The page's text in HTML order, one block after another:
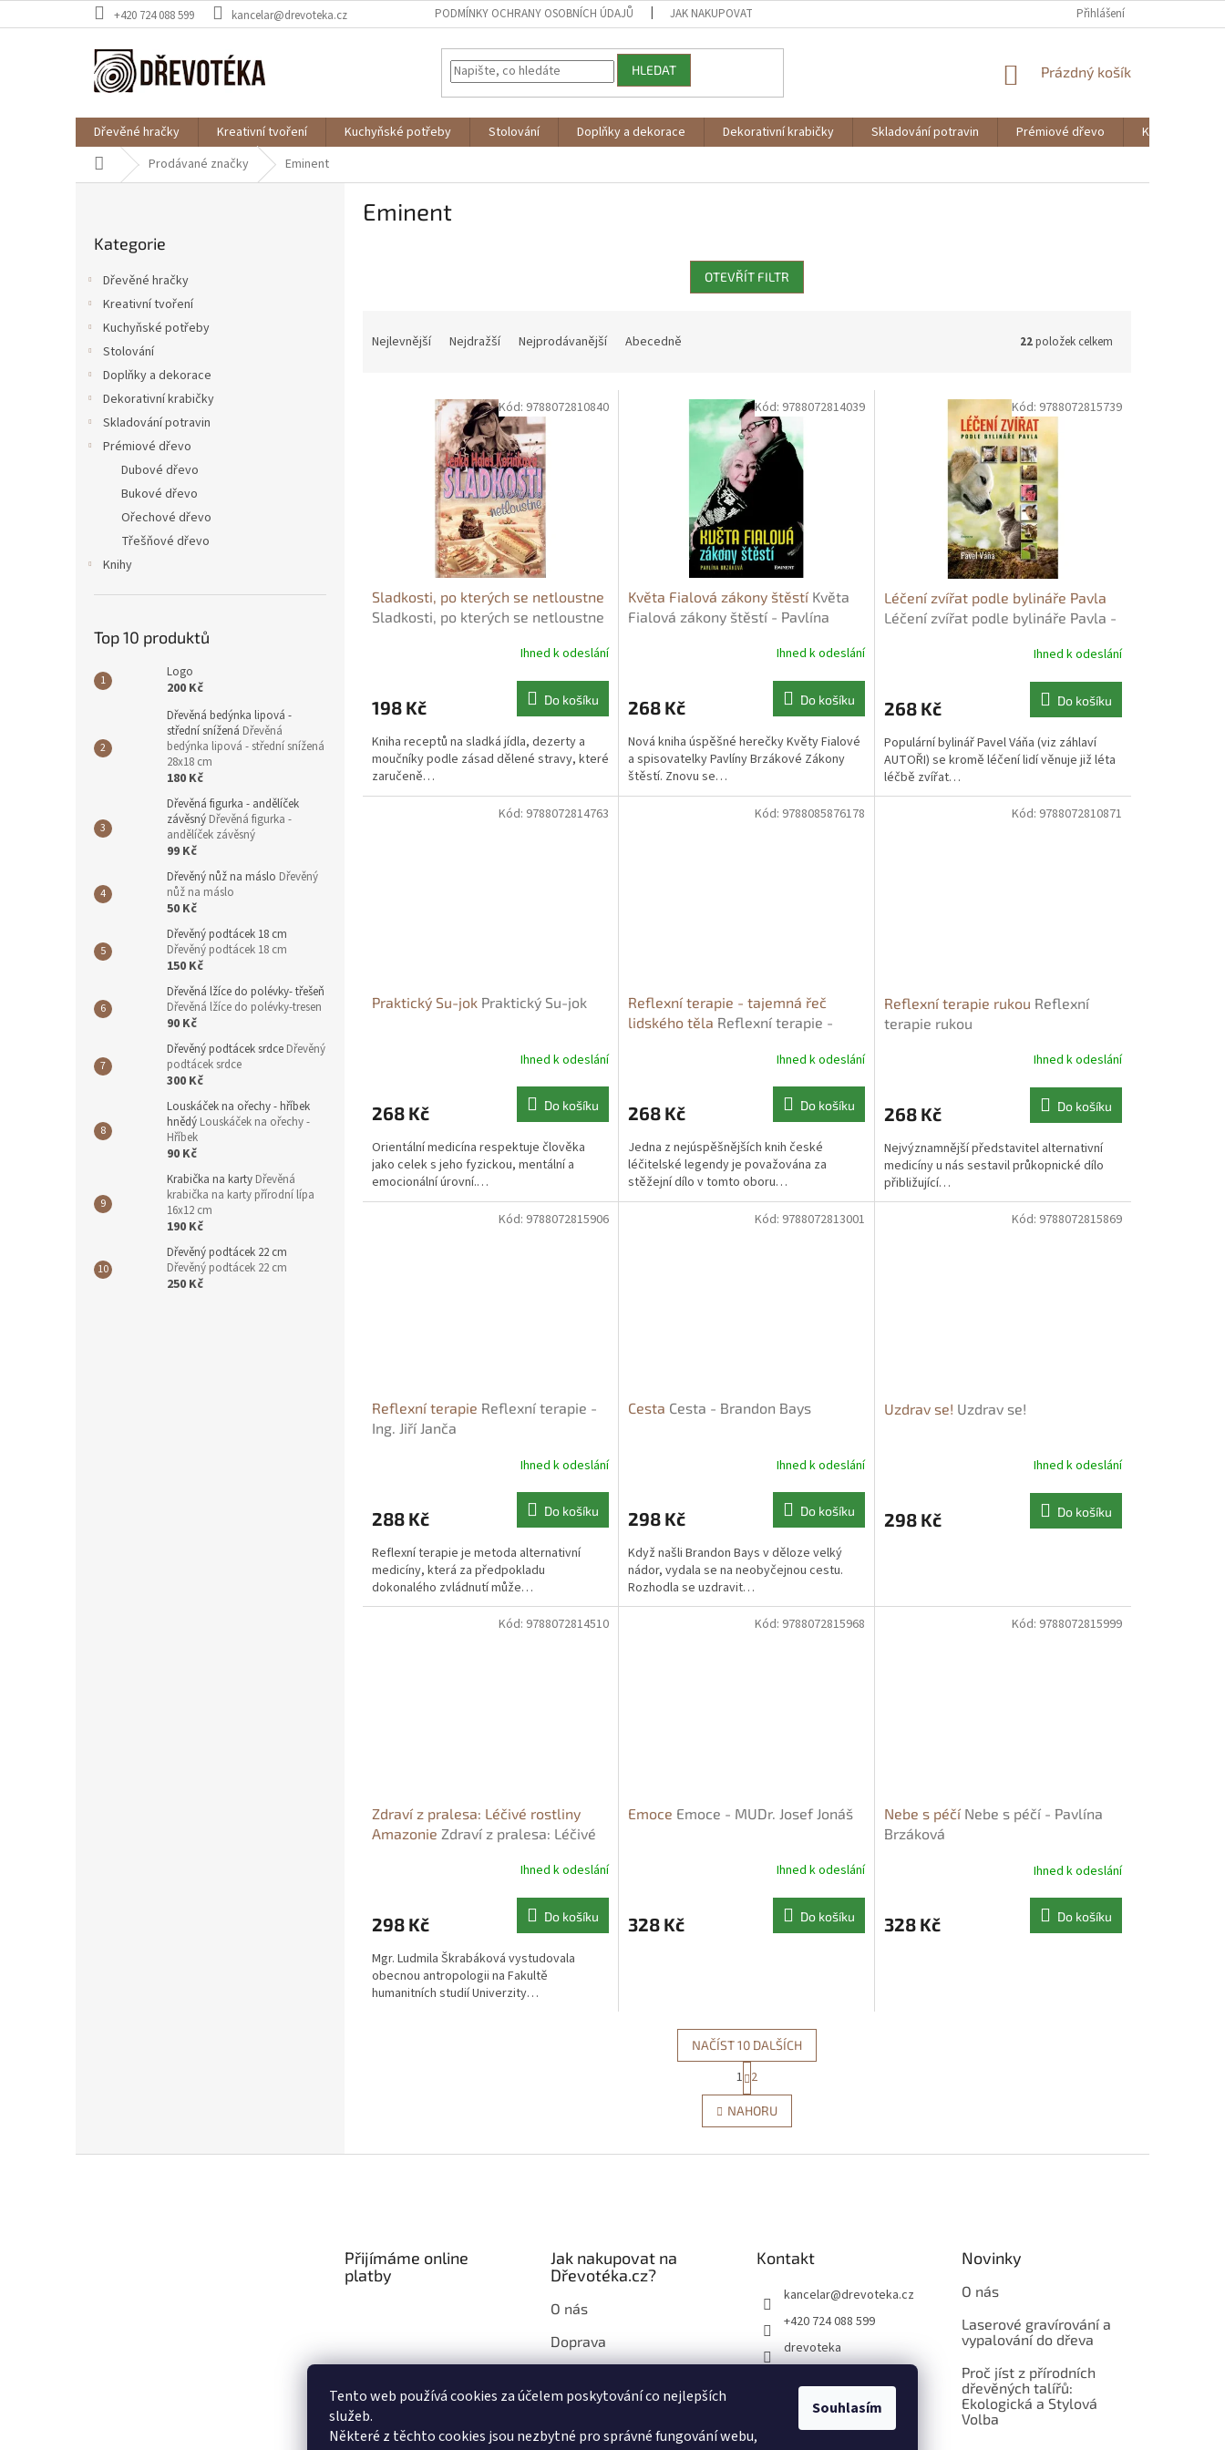
Tento web používá cookies za účelem poskytování co nejlepších
služeb.
Některé z těchto cookies jsou nezbytné pro správné fungování webu,
Souhlasím
na
+420 724 088 599 kancelar@drevoteka.cz PODMÍNKY OCHRANY OSOBNÍCH ÚDAJŮ JAK NAKUPOVAT Přihlášení
HLEDAT
NÁKUPNÍ
Prázdný košík
Dřevěné hračky Kreativní tvoření Kuchyňské potřeby Stolování Doplňky a dekorace Dekorativní krabičky Skladování potravin Prémiové dřevo
Knihy
Domů Prodávané značky Eminent
kategorie
Kategorie
Dřevěné hračky
Kreativní tvoření
Kuchyňské potřeby
Stolování
Doplňky a dekorace
Dekorativní krabičky
Skladování potravin
Prémiové dřevo
Dubové dřevo
Bukové dřevo
Ořechové dřevo
Třešňové dřevo
Knihy
Top 10 produktů
Logo
200 Kč
Dřevěná bedýnka lipová -
střední snížená Dřevěná
bedýnka lipová - střední snížená
28x18 cm
180 Kč
Dřevěná figurka - andělíček
závěsný Dřevěná figurka -
andělíček závěsný
99 Kč
Dřevěný nůž na máslo Dřevěný
nůž na máslo
50 Kč
Dřevěný podtácek 18 cm
Dřevěný podtácek 18 cm
150 Kč
Dřevěná lžíce do polévky- třešeň
Dřevěná lžíce do polévky-tresen
90 Kč
Dřevěný podtácek srdce Dřevěný
podtácek srdce
300 Kč
Louskáček na ořechy - hříbek
hnědý Louskáček na ořechy -
Hříbek
90 Kč
Krabička na karty Dřevěná
krabička na karty přírodní lípa
16x12 cm
190 Kč
Dřevěný podtácek 22 cm
Dřevěný podtácek 22 cm
250 Kč
Eminent
OTEVŘÍT FILTR
Nejlevnější Nejdražší Nejprodávanější Abecedně 22položek celkem
Sladkosti, po kterých se netloustne
Sladkosti, po kterých se netloustne
Ihned k odeslání
198 Kč Do košíku
Kniha receptů na sladká jídla, dezerty a
moučníky podle zásad dělené stravy, které
zaručeně…
Kód: 9788072810840
Květa Fialová zákony štěstí Květa
Fialová zákony štěstí - Pavlína
Ihned k odeslání
268 Kč Do košíku
Nová kniha úspěšné herečky Květy Fialové
a spisovatelky Pavlíny Brzákové Zákony
štěstí. Znovu se…
Kód: 9788072814039
Léčení zvířat podle bylináře Pavla
Léčení zvířat podle bylináře Pavla -
Ihned k odeslání
268 Kč Do košíku
Populární bylinář Pavel Váňa (viz záhlaví
AUTOŘI) se kromě léčení lidí věnuje již léta
léčbě zvířat…
Kód: 9788072815739
Praktický Su-jok Praktický Su-jok
Ihned k odeslání
268 Kč Do košíku
Orientální medicína respektuje člověka
jako celek s jeho fyzickou, mentální a
emocionální úrovní.…
Kód: 9788072814763
Reflexní terapie - tajemná řeč
lidského těla Reflexní terapie -
Ihned k odeslání
268 Kč Do košíku
Jedna z nejúspěšnějších knih české
léčitelské legendy je považována za
stěžejní dílo v tomto oboru…
Kód: 9788085876178
Reflexní terapie rukou Reflexní
terapie rukou
Ihned k odeslání
268 Kč Do košíku
Nejvýznamnější představitel alternativní
medicíny u nás sestavil průkopnické dílo
přibližující…
Kód: 9788072810871
Reflexní terapie Reflexní terapie -
Ing. Jiří Janča
Ihned k odeslání
288 Kč Do košíku
Reflexní terapie je metoda alternativní
medicíny, která za předpokladu
dokonalého zvládnutí může…
Kód: 9788072815906
Cesta Cesta - Brandon Bays
Ihned k odeslání
298 Kč Do košíku
Když našli Brandon Bays v děloze velký
nádor, vydala se na neobyčejnou cestu.
Rozhodla se uzdravit…
Kód: 9788072813001
Uzdrav se! Uzdrav se!
Ihned k odeslání
298 Kč Do košíku
Kód: 9788072815869
Zdraví z pralesa: Léčivé rostliny
Amazonie Zdraví z pralesa: Léčivé
Ihned k odeslání
298 Kč Do košíku
Mgr. Ludmila Škrabáková vystudovala
obecnou antropologii na Fakultě
humanitních studií Univerzity…
Kód: 9788072814510
Emoce Emoce - MUDr. Josef Jonáš
Ihned k odeslání
328 Kč Do košíku
Kód: 9788072815968
Nebe s péčí Nebe s péčí - Pavlína
Brzáková
Ihned k odeslání
328 Kč Do košíku
Kód: 9788072815999
O
v
l
d
i
NAČÍST 10 DALŠÍCH
S
t
r
á
n
1 2
NAHORU
Přijímáme online
platby
Jak nakupovat na
Dřevotéka.cz?
O nás
Doprava
Dřevotéka.cz
Kontakt
kancelar@drevoteka.cz
+420 724 088 599
drevoteka
Novinky
O nás
Laserové gravírování a
vypalování do dřeva
Proč jíst z přírodních
dřevěných talířů:
Ekologická a Stylová
Volba